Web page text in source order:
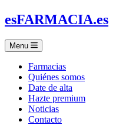
esFARMACIA.es
Menu
Farmacias
Quiénes somos
Date de alta
Hazte premium
Noticias
Contacto